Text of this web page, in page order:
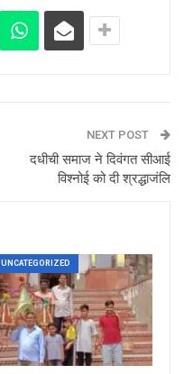
NEXT POST
दधीची समाज ने दिवंगत सीआई
विश्नोई को दी श्रद्धाजंलि
UNCATEGORIZED